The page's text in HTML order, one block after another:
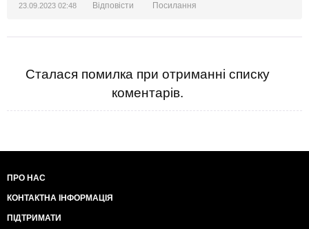
оказаться командующий Черноморским флотом. По
аккурат в его кабинет.
23.09.2023 02:48 Відповісти Посилання
Сталася помилка при отриманні списку
коментарів.
ПРО НАС
КОНТАКТНА ІНФОРМАЦІЯ
ПІДТРИМАТИ